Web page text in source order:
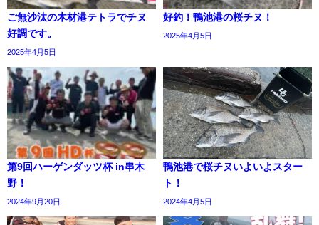
ご無沙汰の木材港テトラでチヌ
好調です。
2025年4月5日
好釣！鴨池港の桜チヌ！
2025年4月5日
第9回ハーゲンダッツ杯 in串木
野！
2024年9月20日
鴨池港で桜チヌいよいよスター
ト！
2024年4月5日